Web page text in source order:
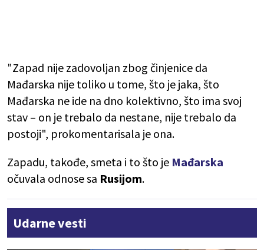
"Zapad nije zadovoljan zbog činjenice da
Mađarska nije toliko u tome, što je jaka, što
Mađarska ne ide na dno kolektivno, što ima svoj
stav – on je trebalo da nestane, nije trebalo da
postoji", prokomentarisala je ona.
Zapadu, takođe, smeta i to što je Mađarska
očuvala odnose sa Rusijom.
Udarne vesti